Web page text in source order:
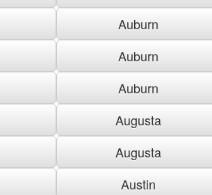
Auburn
Auburn
Auburn
Augusta
Augusta
Austin